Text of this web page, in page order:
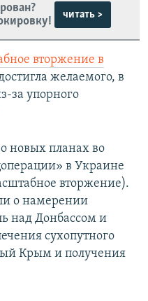
читать >
вторжение в
желаемого, в
за упорного
новых планах во
в Украине
вторжение).
о намерении
над Донбассом и
сухопутного
Крым и получения